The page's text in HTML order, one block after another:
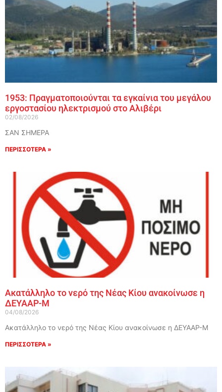
1953: Πραγματοποιούνται τα εγκαίνια του μεγάλου
εργοστασίου ηλεκτρισμού στο Αλιβέρι
02/08/2026
ΣΑΝ ΣΗΜΕΡΑ
ΠΕΡΙΣΣΟΤΕΡΑ »
Ακατάλληλο το νερό της Νέας Κίου ανακοίνωσε η
ΔΕΥΑΑΡ-Μ
04/08/2026
Ακατάλληλο το νερό της Νέας Κίου ανακοίνωσε η ΔΕΥΑΑΡ-Μ
ΠΕΡΙΣΣΟΤΕΡΑ »